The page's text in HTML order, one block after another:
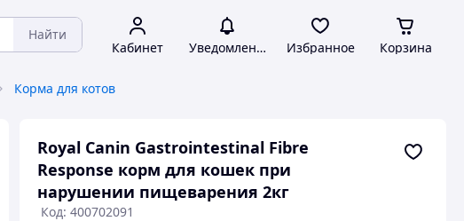
Найти
Кабинет Уведомления Избранное Корзина
Корма для котов
Royal Canin Gastrointestinal Fibre
Response корм для кошек при
нарушении пищеварения 2кг
Код: 400702091